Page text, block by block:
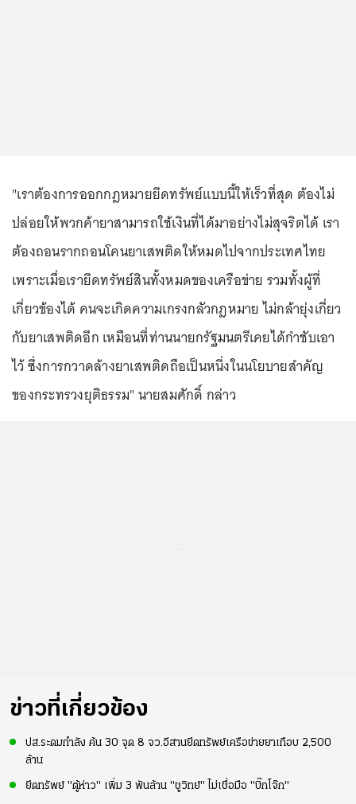
"เราต้องการออกกฎหมายยึดทรัพย์แบบนี้ให้เร็วที่สุด ต้องไม่
ปล่อยให้พวกค้ายาสามารถใช้เงินที่ได้มาอย่างไม่สุจริตได้ เรา
ต้องถอนรากถอนโคนยาเสพติดให้หมดไปจากประเทศไทย
เพราะเมื่อเรายึดทรัพย์สินทั้งหมดของเครือข่าย รวมทั้งผู้ที่
เกี่ยวข้องได้ คนจะเกิดความเกรงกลัวกฎหมาย ไม่กล้ายุ่งเกี่ยว
กับยาเสพติดอีก เหมือนที่ท่านนายกรัฐมนตรีเคยได้กำชับเอา
ไว้ ซึ่งการกวาดล้างยาเสพติดถือเป็นหนึ่งในนโยบายสำคัญ
ของกระทรวงยุติธรรม" นายสมศักดิ์ กล่าว
ข่าวที่เกี่ยวข้อง
ปส.ระดมกำลัง ค้น 30 จุด 8 จว.อีสานยึดทรัพย์เครือข่ายยาเกือบ 2,500
ล้าน
ยึดทรัพย์ "ตู้ห่าว" เพิ่ม 3 พันล้าน "ชูวิทย์" ไม่เชื่อมือ "บิ๊กโจ๊ก"